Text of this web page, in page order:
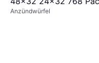
Anzündwürfel